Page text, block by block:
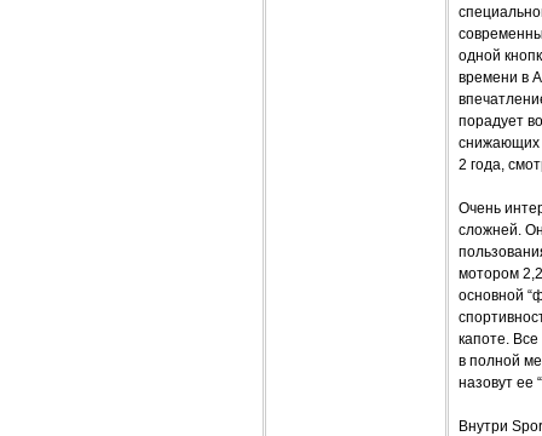
одной
времени в
порадует
снижающих
2 года,
Очень
сложней.
мотором
основной
капоте.
в полной
назовут ее
Внутри